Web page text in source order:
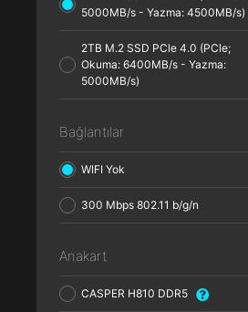
5000MB/s - Yazma: 4500MB/s)
2TB M.2 SSD PCle 4.0 (PCle;
Okuma: 6400MB/s - Yazma:
5000MB/s)
Bağlantılar
WIFI Yok
300 Mbps 802.11 b/g/n
Anakart
CASPER H810 DDR5